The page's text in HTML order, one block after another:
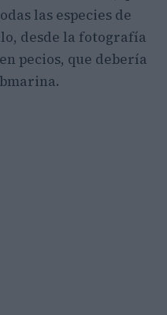
las especies de
desde la fotografía
pecios, que debería